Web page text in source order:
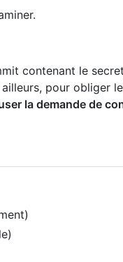
contenant le
ailleurs, pour obliger
la demande de